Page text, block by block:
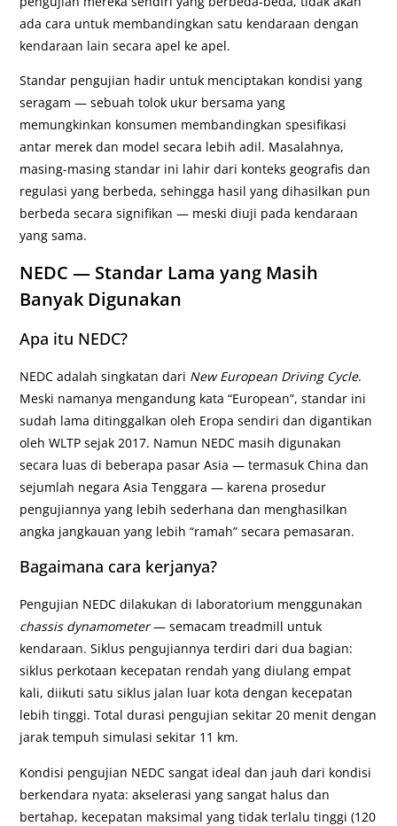
ada cara untuk membandingkan satu kendaraan dengan
kendaraan lain secara apel ke apel.
Standar pengujian hadir untuk menciptakan kondisi yang
seragam — sebuah tolok ukur bersama yang
memungkinkan konsumen membandingkan spesifikasi
antar merek dan model secara lebih adil. Masalahnya,
masing-masing standar ini lahir dari konteks geografis dan
regulasi yang berbeda, sehingga hasil yang dihasilkan pun
berbeda secara signifikan — meski diuji pada kendaraan
yang sama.
NEDC — Standar Lama yang Masih
Banyak Digunakan
Apa itu NEDC?
NEDC adalah singkatan dari New European Driving Cycle.
Meski namanya mengandung kata “European”, standar ini
sudah lama ditinggalkan oleh Eropa sendiri dan digantikan
oleh WLTP sejak 2017. Namun NEDC masih digunakan
secara luas di beberapa pasar Asia — termasuk China dan
sejumlah negara Asia Tenggara — karena prosedur
pengujiannya yang lebih sederhana dan menghasilkan
angka jangkauan yang lebih “ramah” secara pemasaran.
Bagaimana cara kerjanya?
Pengujian NEDC dilakukan di laboratorium menggunakan
chassis dynamometer— semacam treadmill untuk
kendaraan. Siklus pengujiannya terdiri dari dua bagian:
siklus perkotaan kecepatan rendah yang diulang empat
kali, diikuti satu siklus jalan luar kota dengan kecepatan
lebih tinggi. Total durasi pengujian sekitar 20 menit dengan
jarak tempuh simulasi sekitar 11 km.
Kondisi pengujian NEDC sangat ideal dan jauh dari kondisi
berkendara nyata: akselerasi yang sangat halus dan
bertahap, kecepatan maksimal yang tidak terlalu tinggi (120